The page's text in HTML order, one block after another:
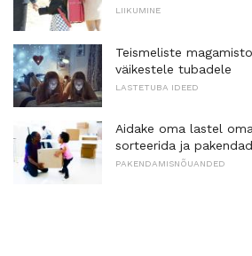
LIIKUMINE
Teismeliste
väikestele tubadele
LASTETUBA IDEED
Aidake oma lastel
sorteerida ja
PAKENDAMISNÕUANDED